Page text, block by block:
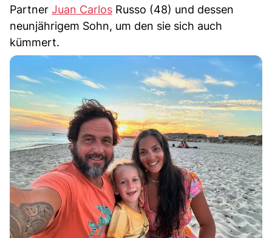
Partner Juan Carlos Russo (48) und dessen
neunjährigem Sohn, um den sie sich auch
kümmert.